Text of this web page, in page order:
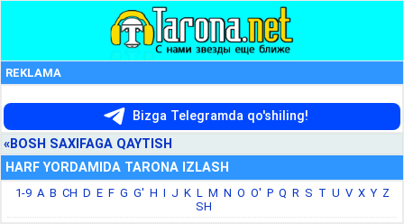
REKLAMA
Bizga Telegramda qo'shiling!
«BOSH SAXIFAGA QAYTISH
HARF YORDAMIDA TARONA IZLASH
1-9 A B CH D E F G G' H I J K L M N O O' P Q R S T U V X Y Z
SH